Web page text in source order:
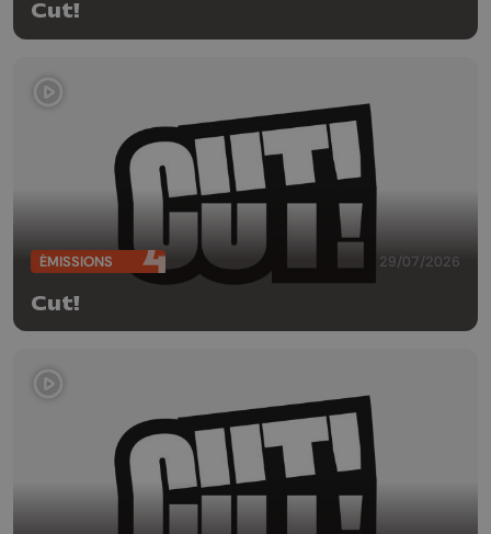
Cut!
ÉMISSIONS 29/07/2026
Cut!